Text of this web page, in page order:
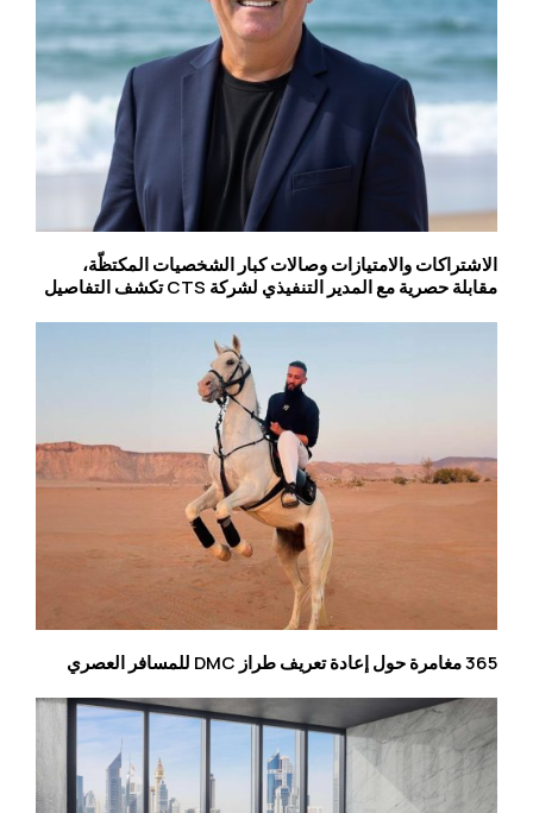
الاشتراكات والامتيازات وصالات كبار الشخصيات المكتظّة،
مقابلة حصرية مع المدير التنفيذي لشركة CTS تكشف التفاصيل
365 مغامرة حول إعادة تعريف طراز DMC للمسافر العصري